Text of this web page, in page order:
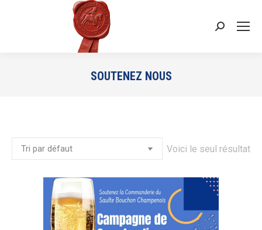
Recherche
SOUTENEZ NOUS
Voici le seul résultat